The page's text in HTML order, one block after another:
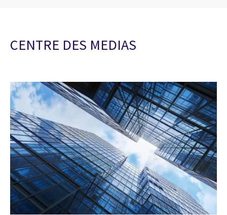
CENTRE DES MEDIAS